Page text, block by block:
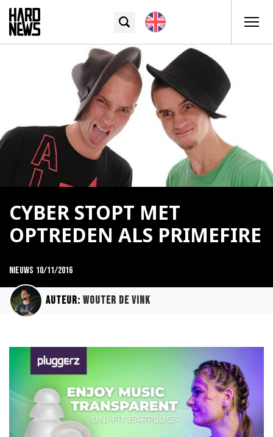
CYBER STOPT MET
OPTREDEN ALS PRIMEFIRE
Nieuws 10/11/2016
Auteur: Wouter de Vink